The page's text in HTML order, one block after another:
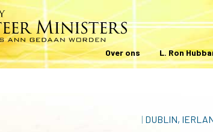
Over ons L. Ron
| DUBLIN,